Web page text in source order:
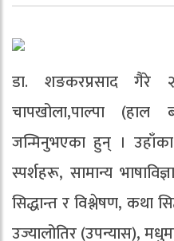
डा. शङकरप्रसाद गैरे
चापखोला,पाल्पा (हाल
जन्मिनुभएका हुन् ।
स्पर्शहरू, सामान्य
सिद्धान्त र विश्लेषण, कथा
उज्यालोतिर (उपन्यास),